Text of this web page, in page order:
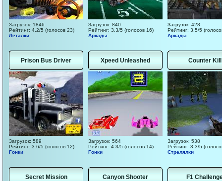
Загрузок: 1846
Рейтинг: 4.2/5 (голосов 23)
Леталки
Загрузок: 840
Рейтинг: 3.3/5 (голосов 16)
Аркады
Загрузок: 428
Рейтинг: 3.5/5
Аркады
Prison Bus Driver
Загрузок: 589
Рейтинг: 3.6/5 (голосов 12)
Гонки
Xpeed Unleashed
Загрузок: 564
Рейтинг: 4.3/5 (голосов 14)
Гонки
Counter Kill
Загрузок: 538
Рейтинг: 3.3/5
Стрелялки
Secret Mission Canyon Shooter F1